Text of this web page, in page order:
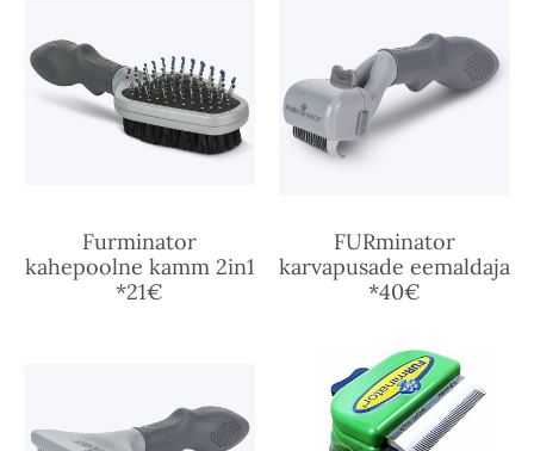
Furminator
kahepoolne kamm 2in1
*21€
FURminator
karvapusade eemaldaja
*40€